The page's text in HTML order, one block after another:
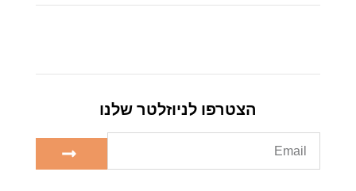
הצטרפו לניוזלטר שלנו